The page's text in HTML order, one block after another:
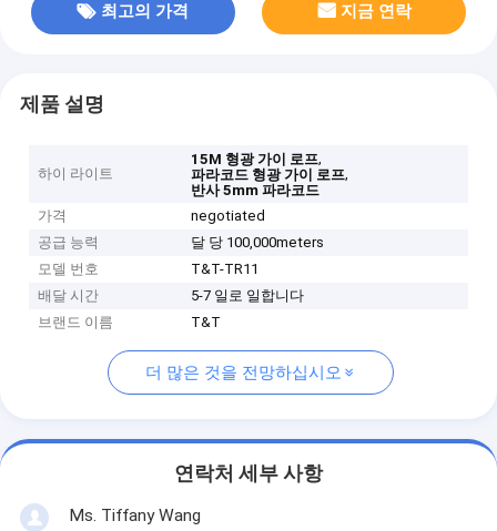
최고의 가격 지금 연락
제품 설명
하이 라이트
15M 형광 가이 로프,
파라코드 형광 가이 로프,
반사 5mm 파라코드
가격
negotiated
공급 능력
달 당 100,000meters
모델 번호
T&T-TR11
배달 시간
5-7 일로 일합니다
브랜드 이름
T&T
더 많은 것을 전망하십시오
연락처 세부 사항
Ms. Tiffany Wang